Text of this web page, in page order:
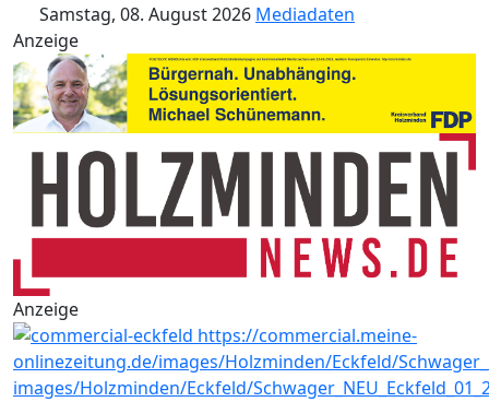
Samstag, 08. August 2026 Mediadaten
Anzeige
Anzeige